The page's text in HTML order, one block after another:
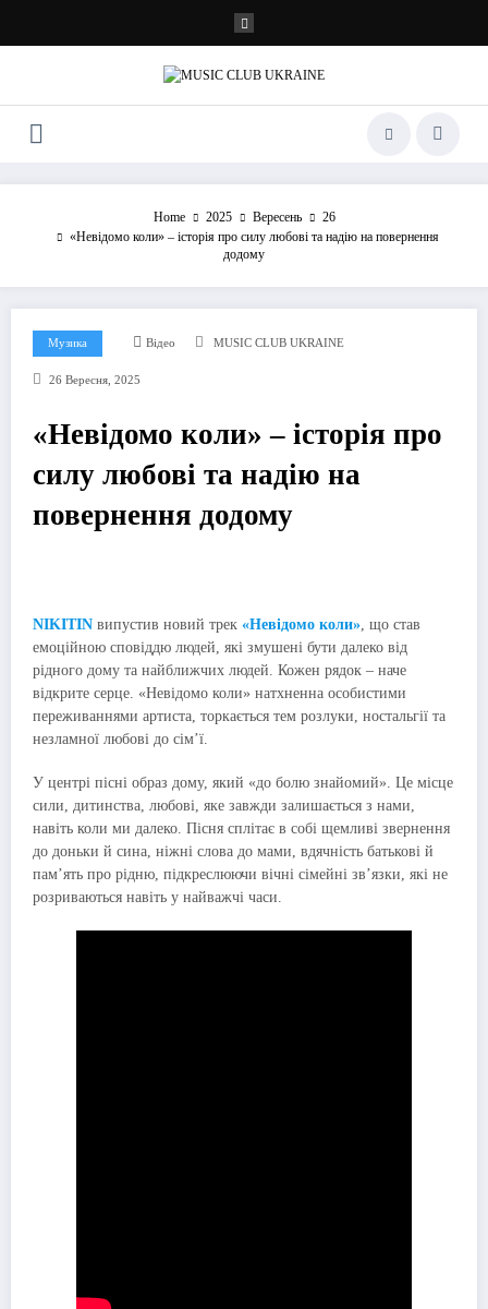
контенту
Home 2025 Вересень
26
«Невідомо коли» – історія про силу любові та надію на повернення
додому
Музика Відео MUSIC CLUB UKRAINE
26 Вересня, 2025
«Невідомо коли» – історія про
силу любові та надію на
повернення додому
NIKITIN випустив новий трек «Невідомо коли», що став
емоційною сповіддю людей, які змушені бути далеко від
рідного дому та найближчих людей. Кожен рядок – наче
відкрите серце. «Невідомо коли» натхненна особистими
переживаннями артиста, торкається тем розлуки, ностальгії та
незламної любові до сім’ї.
У центрі пісні образ дому, який «до болю знайомий». Це місце
сили, дитинства, любові, яке завжди залишається з нами,
навіть коли ми далеко. Пісня сплітає в собі щемливі звернення
до доньки й сина, ніжні слова до мами, вдячність батькові й
пам’ять про рідню, підкреслюючи вічні сімейні зв’язки, які не
розриваються навіть у найважчі часи.